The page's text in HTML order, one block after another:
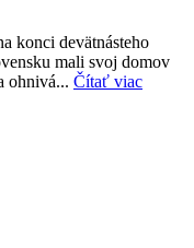
konci devätnásteho
mali svoj domov
ohnivá... Čítať viac